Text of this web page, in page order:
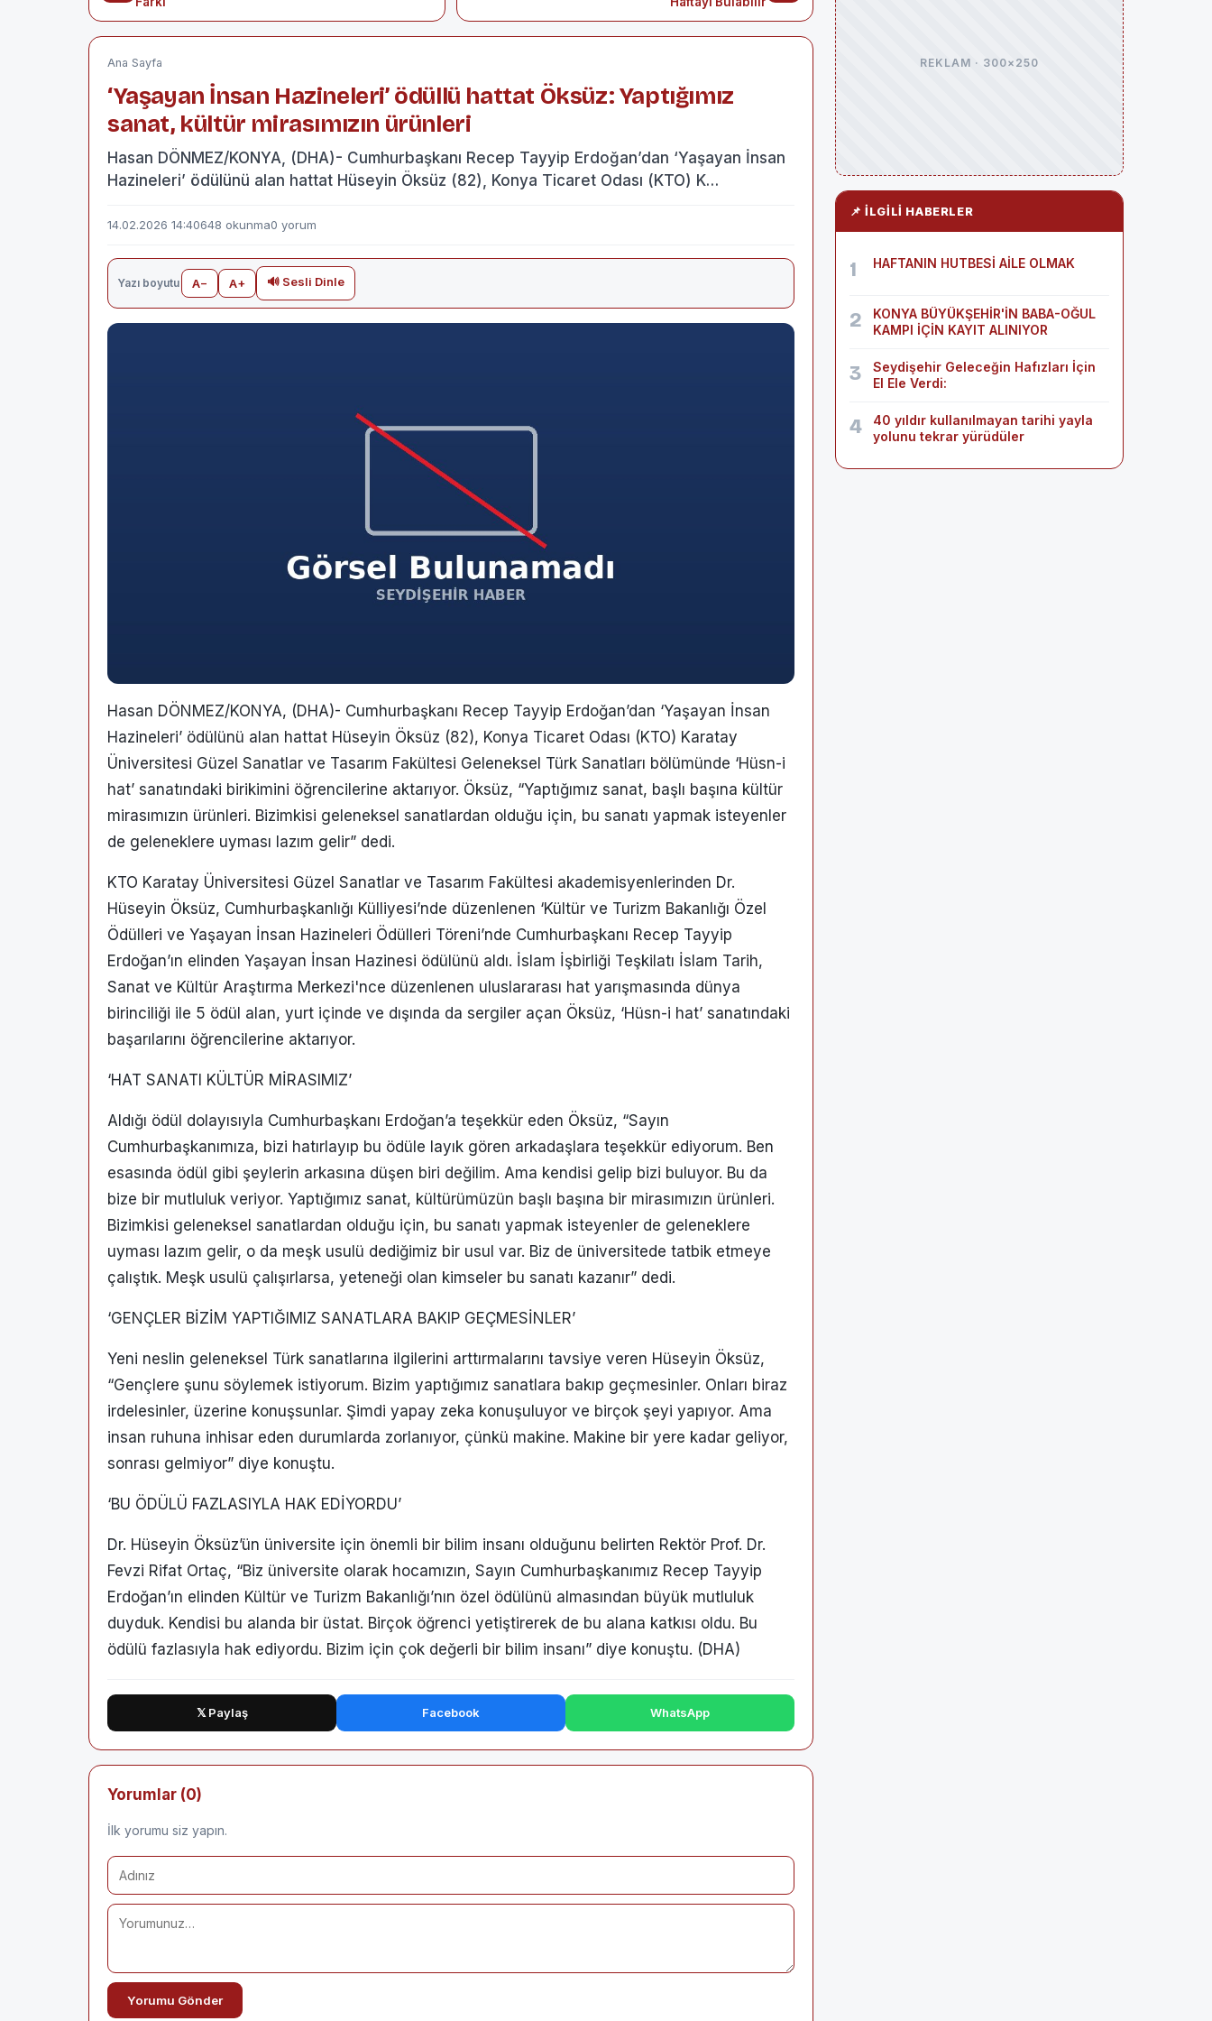
Ana Sayfa
‘Yaşayan İnsan Hazineleri’ ödüllü hattat Öksüz: Yaptığımız
sanat, kültür mirasımızın ürünleri
Hasan DÖNMEZ/KONYA, (DHA)- Cumhurbaşkanı Recep Tayyip Erdoğan’dan ‘Yaşayan İnsan
Hazineleri’ ödülünü alan hattat Hüseyin Öksüz (82), Konya Ticaret Odası (KTO) K…
14.02.2026 14:40648 okunma0 yorum
Yazı boyutu A− A+ 🔊 Sesli Dinle
Hasan DÖNMEZ/KONYA, (DHA)- Cumhurbaşkanı Recep Tayyip Erdoğan’dan ‘Yaşayan İnsan
Hazineleri’ ödülünü alan hattat Hüseyin Öksüz (82), Konya Ticaret Odası (KTO) Karatay
Üniversitesi Güzel Sanatlar ve Tasarım Fakültesi Geleneksel Türk Sanatları bölümünde ‘Hüsn-i
hat’ sanatındaki birikimini öğrencilerine aktarıyor. Öksüz, “Yaptığımız sanat, başlı başına kültür
mirasımızın ürünleri. Bizimkisi geleneksel sanatlardan olduğu için, bu sanatı yapmak isteyenler
de geleneklere uyması lazım gelir” dedi.
KTO Karatay Üniversitesi Güzel Sanatlar ve Tasarım Fakültesi akademisyenlerinden Dr.
Hüseyin Öksüz, Cumhurbaşkanlığı Külliyesi’nde düzenlenen ‘Kültür ve Turizm Bakanlığı Özel
Ödülleri ve Yaşayan İnsan Hazineleri Ödülleri Töreni’nde Cumhurbaşkanı Recep Tayyip
Erdoğan’ın elinden Yaşayan İnsan Hazinesi ödülünü aldı. İslam İşbirliği Teşkilatı İslam Tarih,
Sanat ve Kültür Araştırma Merkezi'nce düzenlenen uluslararası hat yarışmasında dünya
birinciliği ile 5 ödül alan, yurt içinde ve dışında da sergiler açan Öksüz, ‘Hüsn-i hat’ sanatındaki
başarılarını öğrencilerine aktarıyor.
‘HAT SANATI KÜLTÜR MİRASIMIZ’
Aldığı ödül dolayısıyla Cumhurbaşkanı Erdoğan’a teşekkür eden Öksüz, “Sayın
Cumhurbaşkanımıza, bizi hatırlayıp bu ödüle layık gören arkadaşlara teşekkür ediyorum. Ben
esasında ödül gibi şeylerin arkasına düşen biri değilim. Ama kendisi gelip bizi buluyor. Bu da
bize bir mutluluk veriyor. Yaptığımız sanat, kültürümüzün başlı başına bir mirasımızın ürünleri.
Bizimkisi geleneksel sanatlardan olduğu için, bu sanatı yapmak isteyenler de geleneklere
uyması lazım gelir, o da meşk usulü dediğimiz bir usul var. Biz de üniversitede tatbik etmeye
çalıştık. Meşk usulü çalışırlarsa, yeteneği olan kimseler bu sanatı kazanır” dedi.
‘GENÇLER BİZİM YAPTIĞIMIZ SANATLARA BAKIP GEÇMESİNLER’
Yeni neslin geleneksel Türk sanatlarına ilgilerini arttırmalarını tavsiye veren Hüseyin Öksüz,
“Gençlere şunu söylemek istiyorum. Bizim yaptığımız sanatlara bakıp geçmesinler. Onları biraz
irdelesinler, üzerine konuşsunlar. Şimdi yapay zeka konuşuluyor ve birçok şeyi yapıyor. Ama
insan ruhuna inhisar eden durumlarda zorlanıyor, çünkü makine. Makine bir yere kadar geliyor,
sonrası gelmiyor” diye konuştu.
‘BU ÖDÜLÜ FAZLASIYLA HAK EDİYORDU’
Dr. Hüseyin Öksüz’ün üniversite için önemli bir bilim insanı olduğunu belirten Rektör Prof. Dr.
Fevzi Rifat Ortaç, “Biz üniversite olarak hocamızın, Sayın Cumhurbaşkanımız Recep Tayyip
Erdoğan’ın elinden Kültür ve Turizm Bakanlığı’nın özel ödülünü almasından büyük mutluluk
duyduk. Kendisi bu alanda bir üstat. Birçok öğrenci yetiştirerek de bu alana katkısı oldu. Bu
ödülü fazlasıyla hak ediyordu. Bizim için çok değerli bir bilim insanı” diye konuştu. (DHA)
𝕏 Paylaş Facebook WhatsApp
Yorumlar (0)
İlk yorumu siz yapın.
Yorumu Gönder
REKLAM · 300×250
📌 İLGILI HABERLER
1 HAFTANIN HUTBESİ AİLE OLMAK
2
KONYA BÜYÜKŞEHİR'İN BABA-OĞUL
KAMPI İÇİN KAYIT ALINIYOR
3
Seydişehir Geleceğin Hafızları İçin
El Ele Verdi:
4
40 yıldır kullanılmayan tarihi yayla
yolunu tekrar yürüdüler